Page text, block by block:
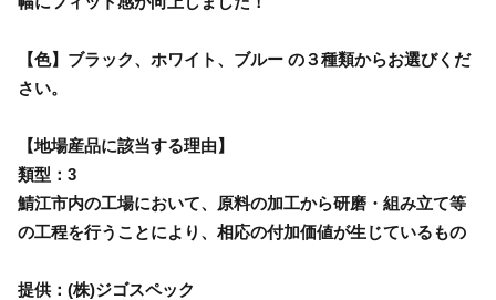
【色】ブラック、ホワイト、ブルー の３種類からお選びくだ
さい。
【地場産品に該当する理由】
類型：3
鯖江市内の工場において、原料の加工から研磨・組み立て等
の工程を行うことにより、相応の付加価値が生じているもの
提供：(株)ジゴスペック